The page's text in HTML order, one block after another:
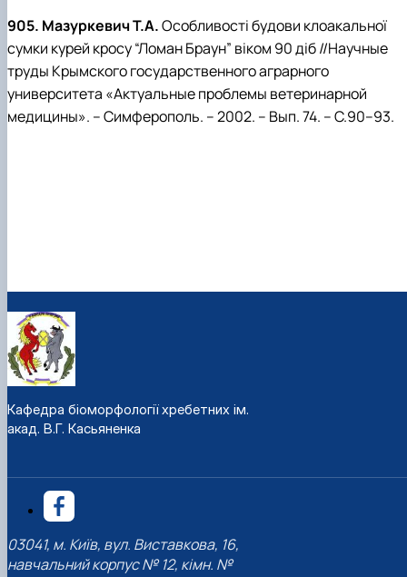
905. Мазуркевич Т.А.Особливості будови клоакальної
сумки курей кросу “Ломан Браун” віком 90 діб //Научные
труды Крымского государственного аграрного
университета «Актуальные проблемы ветеринарной
медицины». – Симферополь. – 2002. – Вып. 74. – С.90–93.
Кафедра біоморфології хребетних ім.
акад. В.Г. Касьяненка
03041, м. Київ, вул. Виставкова, 16,
навчальний корпус № 12, кімн. №